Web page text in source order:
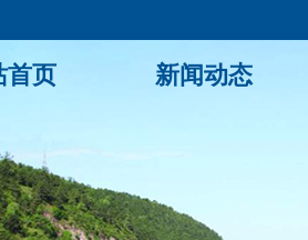
首页 新闻动态